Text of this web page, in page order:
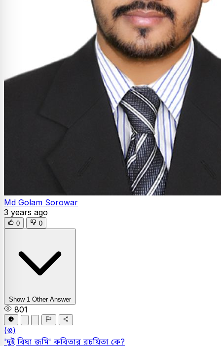
Md Golam Sorowar
3 years ago
0 0
Show 1 Other Answer
801
(ঙ)
'দুই বিঘা জমি' কবিতার রচয়িতা কে?